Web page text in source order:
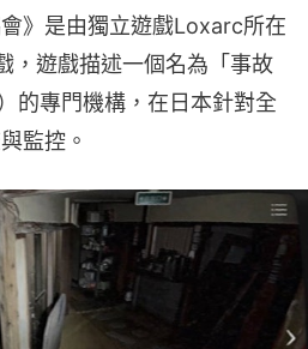
》是由獨立遊戲Loxarc所在
，遊戲描述一個名為「事故
的專門機構，在日本針對全
監控。